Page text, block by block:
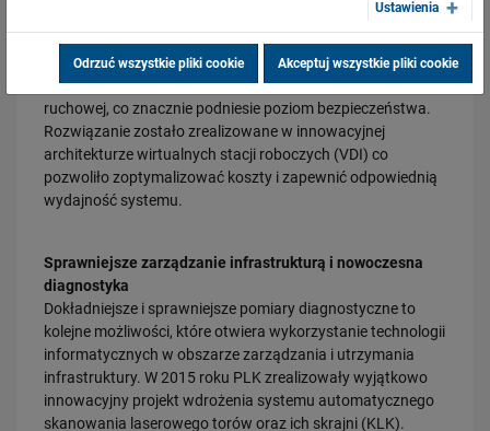
Dzięki temu 2,5 tysiąca dróżników na ok. 500 strażnicach
przejazdowych będzie miało wgląd do aktualnej sytuacji
ruchowej, co znacznie podniesie poziom bezpieczeństwa.
Rozwiązanie zostało zrealizowane w innowacyjnej
architekturze wirtualnych stacji roboczych (VDI) co
pozwoliło zoptymalizować koszty i zapewnić odpowiednią
wydajność systemu.
Sprawniejsze zarządzanie infrastrukturą i nowoczesna
diagnostyka
Dokładniejsze i sprawniejsze pomiary diagnostyczne to
kolejne możliwości, które otwiera wykorzystanie technologii
informatycznych w obszarze zarządzania i utrzymania
infrastruktury. W 2015 roku PLK zrealizowały wyjątkowo
innowacyjny projekt wdrożenia systemu automatycznego
skanowania laserowego torów oraz ich skrajni (KLK).
PLK SA, Politechnika Białostocka i Instytut Kolejnictwa łączą siły dla…
20.07.2026
Dwie bezkolizyjne przeprawy przez tory zrewolucjonizują komunikację
w Łodzi
PRZECZYTAJ
Ustawienia
Odrzuć wszystkie pliki cookie Akceptuj wszystkie pliki cookie